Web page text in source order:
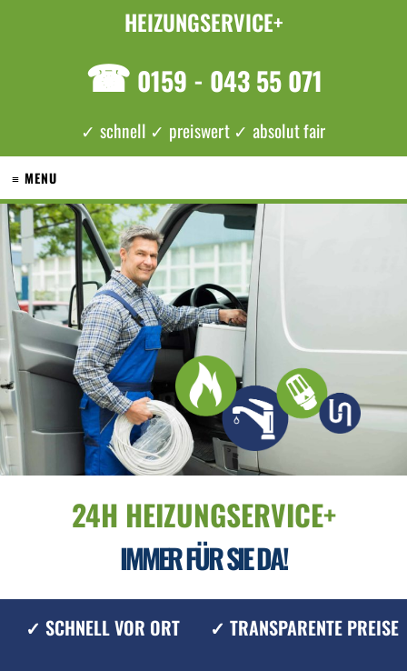
HEIZUNGSERVICE+
☎ 0159 - 043 55 071
✓ schnell ✓ preiswert ✓ absolut fair
≡ MENU
24H HEIZUNGSERVICE+
IMMER FÜR SIE DA!
✓ SCHNELL VOR ORT ✓ TRANSPARENTE PREISE